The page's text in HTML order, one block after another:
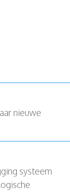
nieuwe
systeem